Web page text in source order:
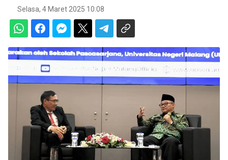
Selasa, 4 Maret 2025 10:08